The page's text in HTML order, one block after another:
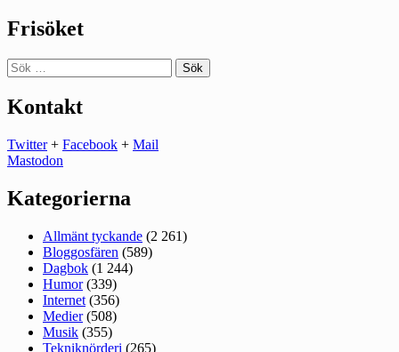
Frisöket
Sök
efter:
Kontakt
Twitter+ Facebook + Mail
Mastodon
Kategorierna
Allmänt tyckande (2 261)
Bloggosfären (589)
Dagbok (1 244)
Humor(339)
Internet (356)
Medier(508)
Musik (355)
Tekniknörderi (265)